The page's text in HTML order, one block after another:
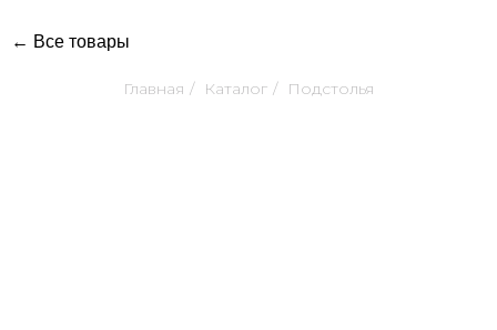
← Все товары
Главная / Каталог / Подстолья